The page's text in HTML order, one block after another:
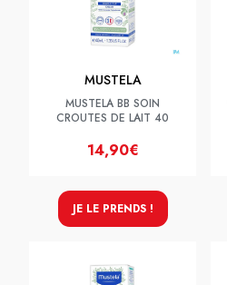
MUSTELA
MUSTELA BB SOIN
CROUTES DE LAIT 40
14,90€
JE LE PRENDS !